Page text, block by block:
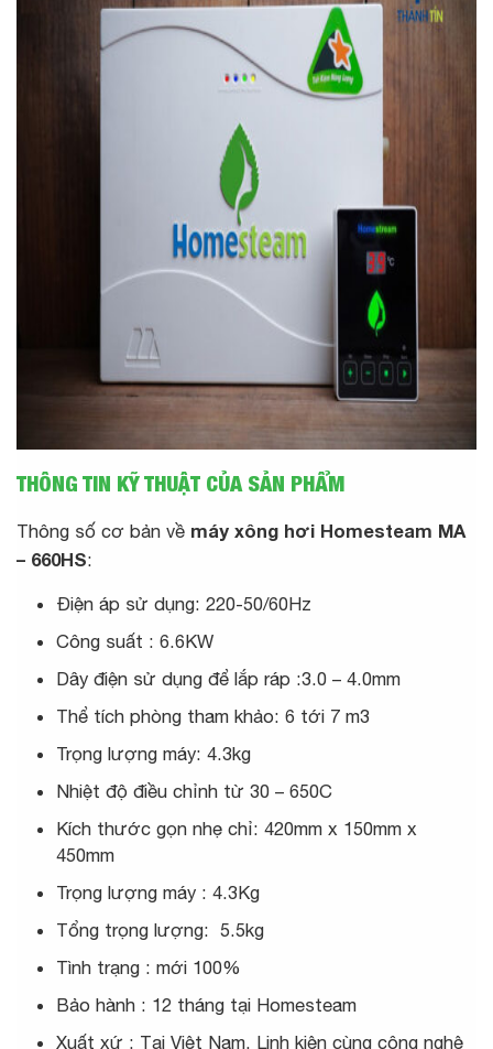
THÔNG TIN KỸ THUẬT CỦA SẢN PHẨM
Thông số cơ bản về máy xông hơi Homesteam MA
– 660HS:
Điện áp sử dụng: 220-50/60Hz
Công suất : 6.6KW
Dây điện sử dụng để lắp ráp :3.0 – 4.0mm
Thể tích phòng tham khảo: 6 tới 7 m3
Trọng lượng máy: 4.3kg
Nhiệt độ điều chỉnh từ 30 – 650C
Kích thước gọn nhẹ chỉ: 420mm x 150mm x
450mm
Trọng lượng máy : 4.3Kg
Tổng trọng lượng: 5.5kg
Tình trạng : mới 100%
Bảo hành : 12 tháng tại Homesteam
Xuất xứ : Tại Việt Nam. Linh kiện cùng công nghệ